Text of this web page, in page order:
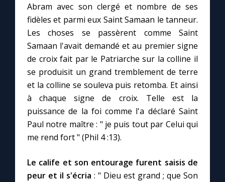
Abram avec son clergé et nombre de ses
fidèles et parmi eux Saint Samaan le tanneur.
Les choses se passèrent comme Saint
Samaan l'avait demandé et au premier signe
de croix fait par le Patriarche sur la colline il
se produisit un grand tremblement de terre
et la colline se souleva puis retomba. Et ainsi
à chaque signe de croix. Telle est la
puissance de la foi comme l'a déclaré Saint
Paul notre maître : " je puis tout par Celui qui
me rend fort " (Phil 4 :13).
Le calife et son entourage furent saisis de
peur et il s'écria : " Dieu est grand ; que Son